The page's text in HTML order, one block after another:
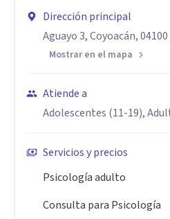
Buscamos que encuentres un
profesional, cercano e inclusivo,
comunidad LGBTQ+.
Ciudad de México como la
Dirección principal
Aguayo 3, Coyoacán,
Mostrar en el mapa
Atiende a
Adolescentes (11-19),
Servicios y precios
Psicología adulto
Consulta para Psicología